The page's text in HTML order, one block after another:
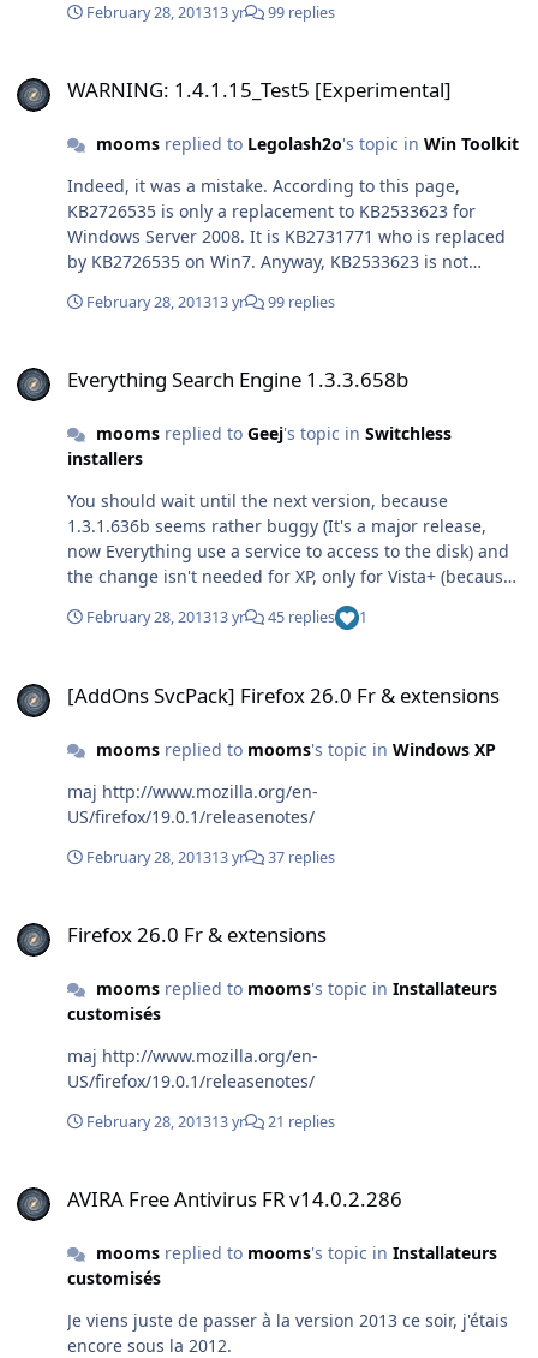
February 28, 201313 yr 99 replies
WARNING: 1.4.1.15_Test5 [Experimental]
moomsreplied to Legolash2o's topic in Win Toolkit
Indeed, it was a mistake. According to this page,
KB2726535 is only a replacement to KB2533623 for
Windows Server 2008. It is KB2731771 who is replaced
by KB2726535 on Win7. Anyway, KB2533623 is not
IE10 integrated and worked fine for both x86 and x64.
be removed. Microsoft made the (normally easy) task to
average users.
February 28, 201313 yr 99 replies
Everything Search Engine 1.3.3.658b
moomsreplied to Geej's topic in Switchless
installers
You should wait until the next version, because
1.3.1.636b seems rather buggy (It's a major release,
now Everything use a service to access to the disk) and
the change isn't needed for XP, only for Vista+ (because
February 28, 201313 yr 45 replies 1
[AddOns SvcPack] Firefox 26.0 Fr & extensions
moomsreplied to mooms's topic in Windows XP
maj http://www.mozilla.org/en-
US/firefox/19.0.1/releasenotes/
February 28, 201313 yr 37 replies
Firefox 26.0 Fr & extensions
moomsreplied to mooms's topic in Installateurs
customisés
maj http://www.mozilla.org/en-
US/firefox/19.0.1/releasenotes/
February 28, 201313 yr 21 replies
AVIRA Free Antivirus FR v14.0.2.286
moomsreplied to mooms's topic in Installateurs
customisés
Je viens juste de passer à la version 2013 ce soir, j'étais
encore sous la 2012.